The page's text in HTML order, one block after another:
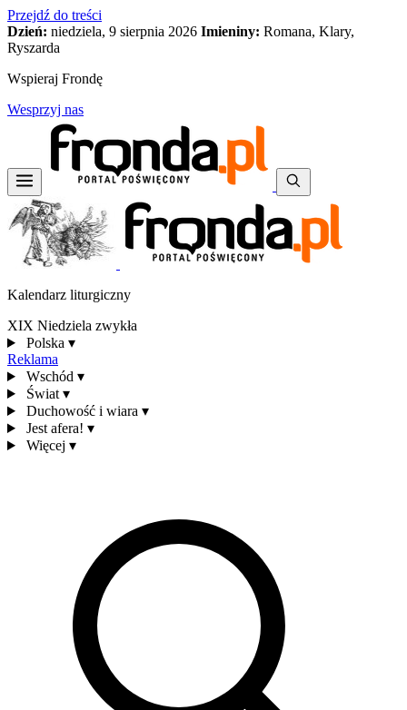
Przejdź do treści
Dzień: niedziela, 9 sierpnia 2026 Imieniny: Romana, Klary,
Ryszarda
Wspieraj Frondę
Wesprzyj nas
Kalendarz liturgiczny
XIX Niedziela zwykła
Polska ▾
Reklama
Wschód ▾
Świat ▾
Duchowość i wiara ▾
Jest afera! ▾
Więcej ▾